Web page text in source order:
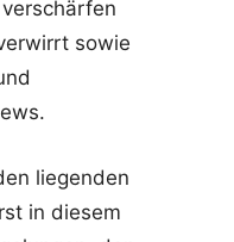
sowie
liegenden
in diesem